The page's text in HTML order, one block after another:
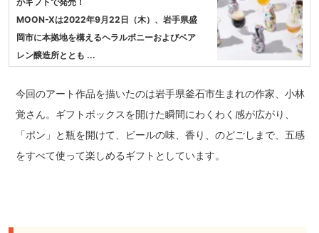
MOON-Xは2022年9月22日（木）、岩手県盛
岡市に本拠地を構えるヘラルボニーおよびベア
レン醸造所ととも ...
今回のアート作品を描いたのは岩手県釜石市生まれの作家、小林
覚さん。ギフトボックスを開けた瞬間にわくわく感が広がり、
「ポン」と瓶を開けて、ビールの味、香り、のどごしまで、五感
をすべて使って楽しめるギフトとしています。